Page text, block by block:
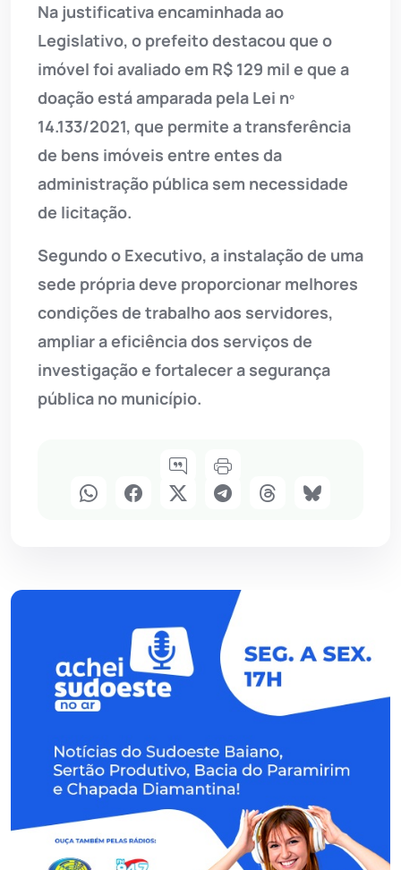
Na justificativa encaminhada ao
Legislativo, o prefeito destacou que o
imóvel foi avaliado em R$ 129 mil e que a
doação está amparada pela Lei nº
14.133/2021, que permite a transferência
de bens imóveis entre entes da
administração pública sem necessidade
de licitação.
Segundo o Executivo, a instalação de uma
sede própria deve proporcionar melhores
condições de trabalho aos servidores,
ampliar a eficiência dos serviços de
investigação e fortalecer a segurança
pública no município.